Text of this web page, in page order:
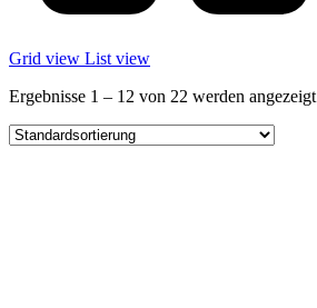
Grid view List view
Ergebnisse 1 – 12 von 22 werden angezeigt